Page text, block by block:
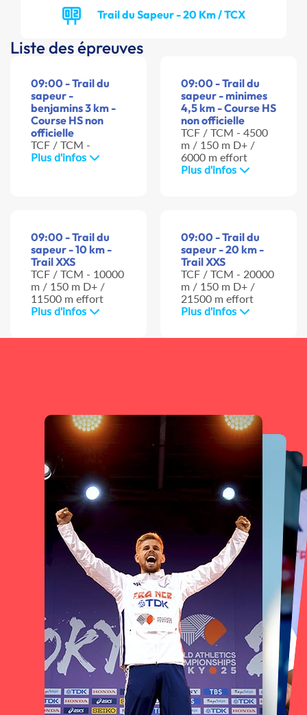
Trail du Sapeur - 20 Km / TCX
Liste des épreuves
09:00 - Trail du
sapeur -
benjamins 3 km -
Course HS non
officielle
TCF / TCM -
Plus d'infos
09:00 - Trail du
sapeur - minimes
4,5 km - Course HS
non officielle
TCF / TCM - 4500
m / 150 m D+ /
6000 m effort
Plus d'infos
09:00 - Trail du
sapeur - 10 km -
Trail XXS
TCF / TCM - 10000
m / 150 m D+ /
11500 m effort
Plus d'infos
09:00 - Trail du
sapeur - 20 km -
Trail XXS
TCF / TCM - 20000
m / 150 m D+ /
21500 m effort
Plus d'infos